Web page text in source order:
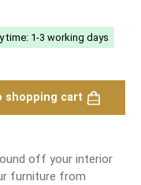
time: 1-3 working days
shopping cart
off your interior
furniture from